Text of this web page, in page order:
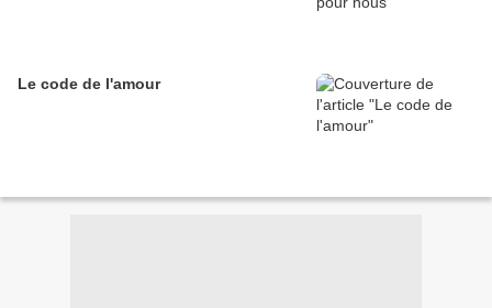
Le code de l'amour